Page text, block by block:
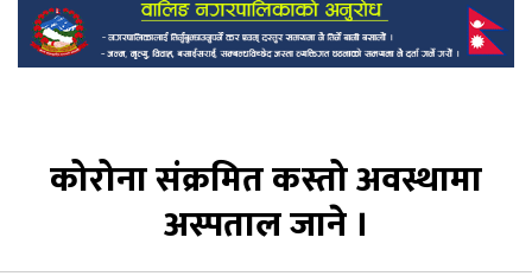
कोरोना संक्रमित कस्तो अवस्थामा
अस्पताल जाने ।